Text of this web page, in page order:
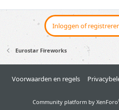
Inloggen of
Eurostar Fireworks
Voorwaarden en regels
Community platform by XenForo